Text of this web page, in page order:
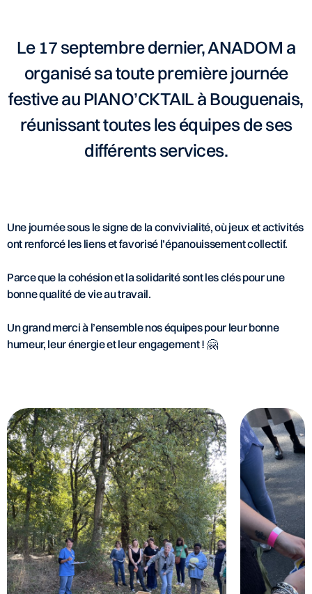
Le 17 septembre dernier, ANADOM a
organisé sa toute première journée
festive au PIANO’CKTAIL à Bouguenais,
réunissant toutes les équipes de ses
différents services.
Une journée sous le signe de la convivialité, où jeux et activités
ont renforcé les liens et favorisé l’épanouissement collectif.
Parce que la cohésion et la solidarité sont les clés pour une
bonne qualité de vie au travail.
Un grand merci à l’ensemble nos équipes pour leur bonne
humeur, leur énergie et leur engagement ! 🤗